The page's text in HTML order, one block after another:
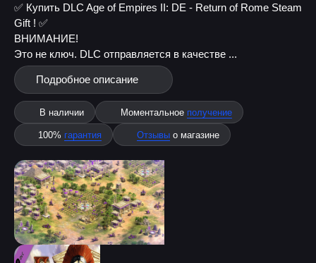
✅ Купить DLC Age of Empires II: DE - Return of Rome Steam
Gift ! ✅
ВНИМАНИЕ!
Это не ключ. DLC отправляется в качестве ...
Подробное описание
В наличии Моментальное получение
100% гарантия Отзывы о магазине